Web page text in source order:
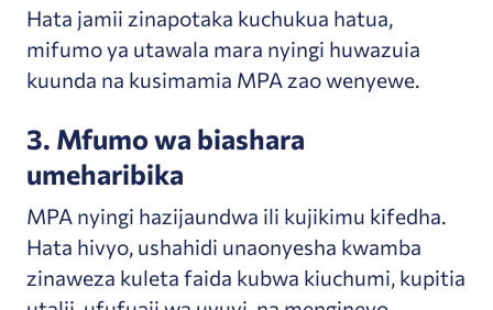
Hata jamii zinapotaka kuchukua hatua,
mifumo ya utawala mara nyingi huwazuia
kuunda na kusimamia MPA zao wenyewe.
3. Mfumo wa biashara
umeharibika
MPA nyingi hazijaundwa ili kujikimu kifedha.
Hata hivyo, ushahidi unaonyesha kwamba
zinaweza kuleta faida kubwa kiuchumi, kupitia